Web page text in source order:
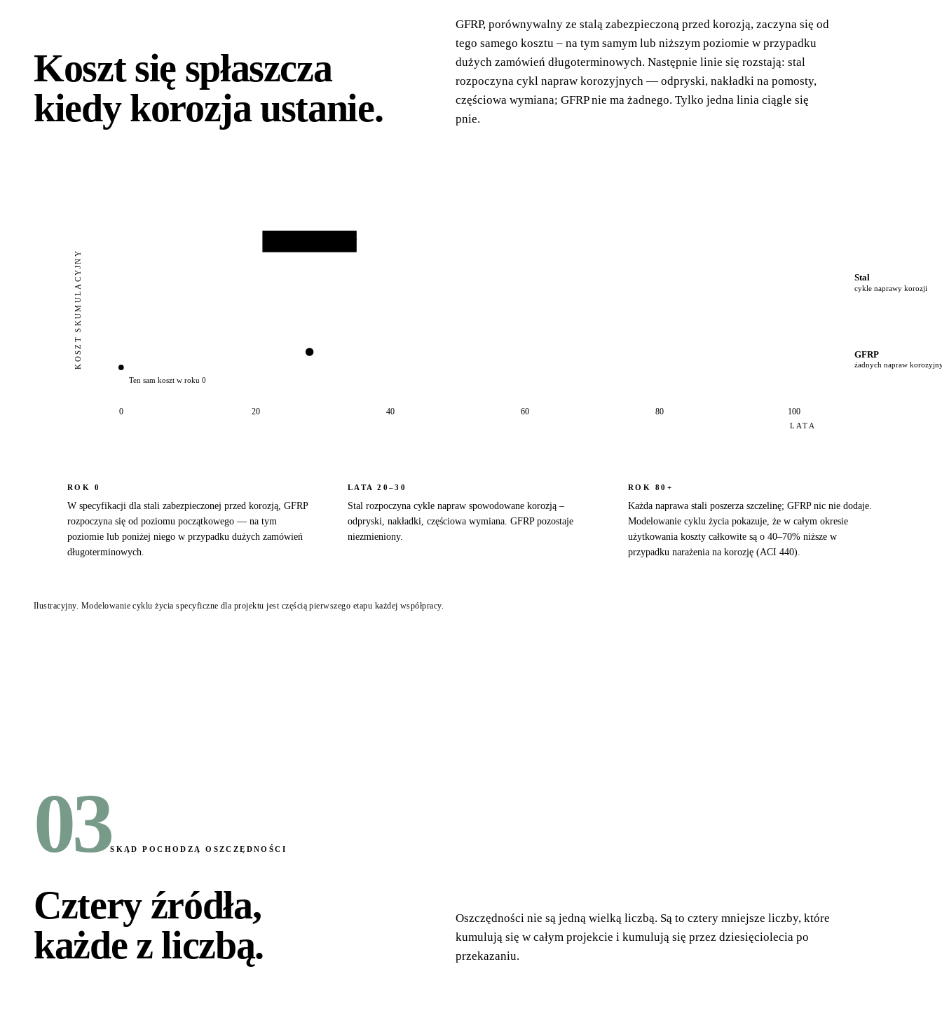
Koszt się spłaszcza
kiedy korozja ustanie.
GFRP, porównywalny ze stalą zabezpieczoną przed korozją, zaczyna się od
tego samego kosztu – na tym samym lub niższym poziomie w przypadku
dużych zamówień długoterminowych. Następnie linie się rozstają: stal
rozpoczyna cykl napraw korozyjnych — odpryski, nakładki na pomosty,
częściowa wymiana; GFRP nie ma żadnego. Tylko jedna linia ciągle się
pnie.
KOSZT SKUMULACYJNY
0 20 40 60 80 100
LATA
Stal
cykle naprawy korozji
GFRP
żadnych napraw
PIERWSZA NAPRAWA
Ten sam koszt w roku 0
ROK 0
W specyfikacji dla stali zabezpieczonej przed korozją, GFRP
rozpoczyna się od poziomu początkowego — na tym
poziomie lub poniżej niego w przypadku dużych zamówień
długoterminowych.
LATA 20–30
Stal rozpoczyna cykle napraw spowodowane korozją –
odpryski, nakładki, częściowa wymiana. GFRP pozostaje
niezmieniony.
ROK 80+
Każda naprawa stali poszerza szczelinę; GFRP nic nie dodaje.
Modelowanie cyklu życia pokazuje, że w całym okresie
użytkowania koszty całkowite są o 40–70% niższe w
przypadku narażenia na korozję (ACI 440).
Ilustracyjny. Modelowanie cyklu życia specyficzne dla projektu jest częścią pierwszego etapu każdej współpracy.
03SKĄD POCHODZĄ OSZCZĘDNOŚCI
Cztery źródła,
każde z liczbą.
Oszczędności nie są jedną wielką liczbą. Są to cztery mniejsze liczby, które
kumulują się w całym projekcie i kumulują się przez dziesięciolecia po
przekazaniu.